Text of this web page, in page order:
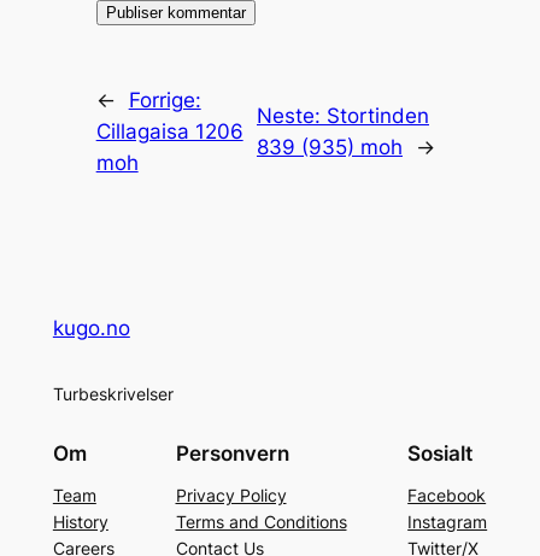
←
Forrige:
Cillagaisa 1206
moh
Neste: Stortinden
839 (935) moh
→
kugo.no
Turbeskrivelser
Om
Team
History
Careers
Personvern
Privacy Policy
Terms and Conditions
Contact Us
Sosialt
Facebook
Instagram
Twitter/X